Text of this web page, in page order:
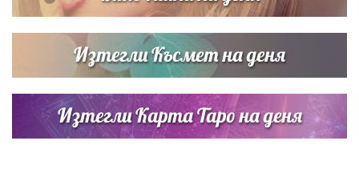
Изтегли Късмет на деня
Изтегли Карта Таро на деня